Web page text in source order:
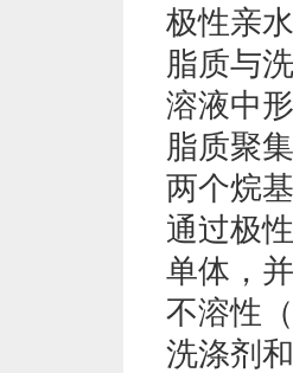
极性亲
脂质与
溶液中
脂质聚
两个烷
通过极
单体，
不溶性
洗涤剂